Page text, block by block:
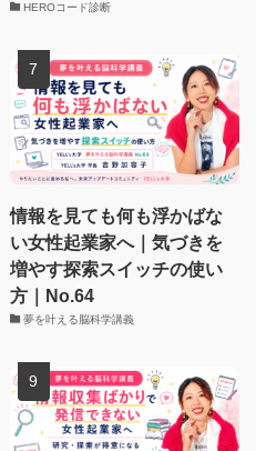
HEROコード診断
情報を見ても何も浮かばな
い女性起業家へ｜気づきを
増やす探索スイッチの使い
方｜No.64
夢を叶える脳科学講義